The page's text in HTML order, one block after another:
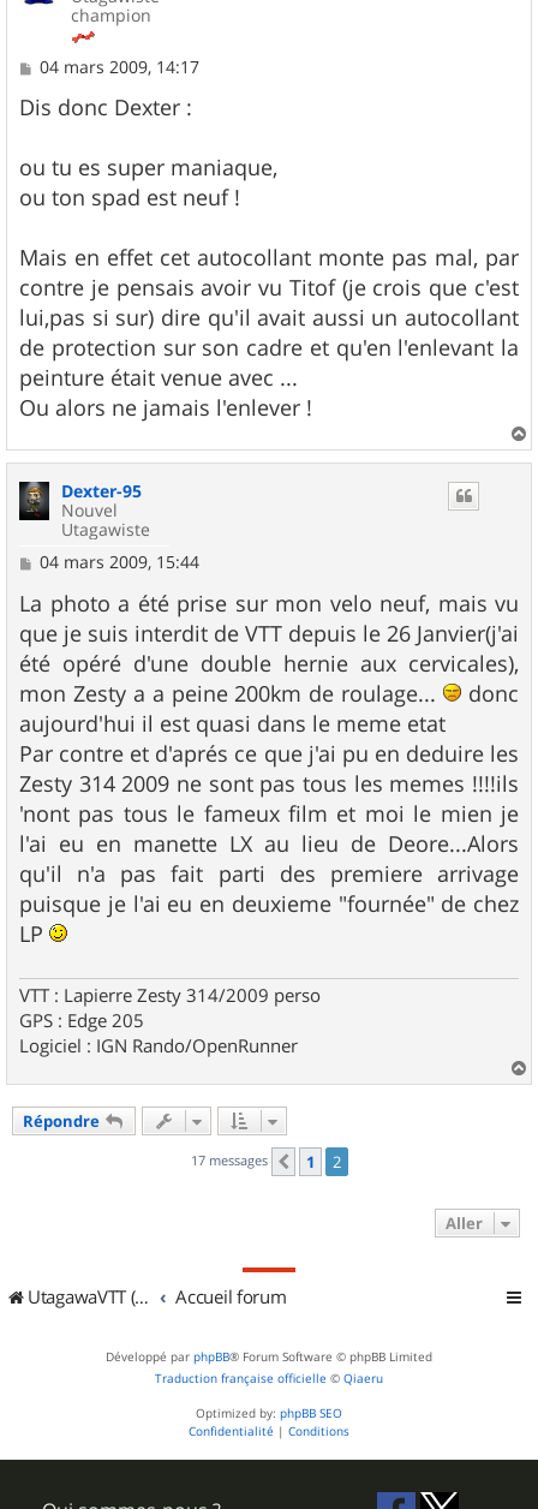
champion
M
s
s
g
e
04 mars 2009, 14:17
Dis donc Dexter :
ou tu es super maniaque,
ou ton spad est neuf !
Mais en effet cet autocollant monte pas mal, par
contre je pensais avoir vu Titof (je crois que c'est
lui,pas si sur) dire qu'il avait aussi un autocollant
de protection sur son cadre et qu'en l'enlevant la
peinture était venue avec ...
Ou alors ne jamais l'enlever !
a
Dexter-95
Nouvel
Utagawiste
M
s
s
a
g
e
04 mars 2009, 15:44
La photo a été prise sur mon velo neuf, mais vu
que je suis interdit de VTT depuis le 26 Janvier(j'ai
été opéré d'une double hernie aux cervicales),
mon Zesty a a peine 200km de roulage...
donc
aujourd'hui il est quasi dans le meme etat
Par contre et d'aprés ce que j'ai pu en deduire les
Zesty 314 2009 ne sont pas tous les memes !!!!ils
'nont pas tous le fameux film et moi le mien je
l'ai eu en manette LX au lieu de Deore...Alors
qu'il n'a pas fait parti des premiere arrivage
puisque je l'ai eu en deuxieme "fournée" de chez
LP
VTT : Lapierre Zesty 314/2009 perso
GPS : Edge 205
Logiciel : IGN Rando/OpenRunner
a
Répondre
17 messages Précédent
1 2
Aller
UtagawaVTT (Randos VTT et VTTAE avec traces GPS) Accueil forum
Développé par phpBB® Forum Software © phpBB Limited
Traduction française officielle © Qiaeru
Optimized by: phpBB SEO
Confidentialité | Conditions